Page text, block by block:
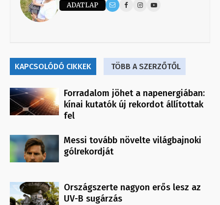
ADATLAP
KAPCSOLÓDÓ CIKKEK TÖBB A SZERZŐTŐL
Forradalom jöhet a napenergiában:
kínai kutatók új rekordot állítottak
fel
Messi tovább növelte világbajnoki
gólrekordját
Országszerte nagyon erős lesz az
UV-B sugárzás